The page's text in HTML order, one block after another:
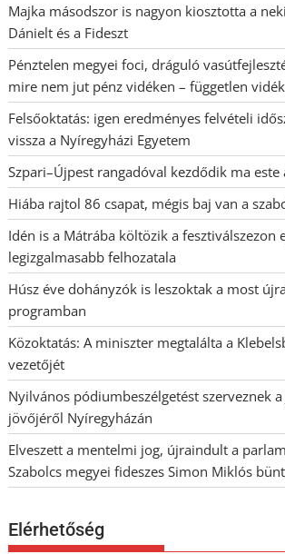
Majka másodszor is nagyon kiosztotta a
Dánielt és a Fideszt
Pénztelen megyei foci, dráguló
mire nem jut pénz vidéken – független
Felsőoktatás: igen eredményes felvételi
vissza a Nyíregyházi Egyetem
Szpari–Újpest rangadóval kezdődik ma este
Hiába rajtol 86 csapat, mégis baj van a
Idén is a Mátrába költözik a fesztiválszezon
legizgalmasabb felhozatala
Húsz éve dohányzók is leszoktak a most
programban
Közoktatás: A miniszter megtalálta a
vezetőjét
Nyilvános pódiumbeszélgetést szerveznek
jövőjéről Nyíregyházán
Elveszett a mentelmi jog, újraindult a
Szabolcs megyei fideszes Simon Miklós
Elérhetőség